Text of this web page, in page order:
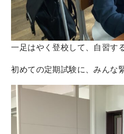
一足はやく登校して、自習す
初めての定期試験に、みんな